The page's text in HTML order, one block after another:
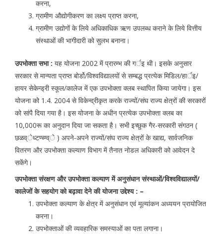
करना,
ग्रामीण औद्योगीकरण का लक्ष्य प्राप्त करना,
ग्रामीण उद्योगों के लिये अधिकाधिक ऋण उपलब्ध कराने के लिये वित्तीय
संस्थाओं की भागीदारी को सुलभ बनाना।
उपभोक्ता सभा : यह योजना 2002 में प्रारम्भ की गर्इ थी। इसके अनुसार
सरकार से मान्यता प्राप्त बोर्डो/विश्वविद्यालयों से सम्बद्ध प्रत्येक मिडिल/हार्इ/
हायर सेकेन्ड्री स्कूल/कालेज में एक उपभोक्ता क्लब स्थापित किया जायेगा। इस
योजना को 1.4. 2004 से विकेन्द्रीकृत करके राज्यों/संघ राज्य क्षेत्रों की सरकारों
को सांपै दिया गया है। इस योजना के अधीन प्रत्येक उपभोक्ता क्लब का
10,000रू का अनुदान दिया जा सकता है। सभी इच्छुक गैर-सरकारी संगठन (
छळव्ेध्टण्ब्ण्व्े ) अपने-अपने राज्यों/संघ राज्य क्षेत्रों के खाद्य, सार्वजनिक
वितरण और उपभोक्ता कल्याण विभाग में तैनात नोडल अधिकारी को आवेदन दे
सकेंगे।
उपभोक्ता संरक्षण और उपभोक्ता कल्याण में अनुसंधान संस्थाओं/विश्वविद्यालयों/
कालेजों के सहयोग को बढ़ावा देने की योजना उद्देश्य : –
उपभोक्ता कल्याण के क्षेत्र में अनुसंधान एवं मूल्यांकन अध्ययन प्रायोजित
करना।
उपभोक्ताओं की व्यवहारिक समस्याओं का पता लगाना।